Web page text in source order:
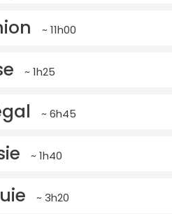
~ 11h00
~ 1h25
~ 6h45
~ 1h40
~ 3h20